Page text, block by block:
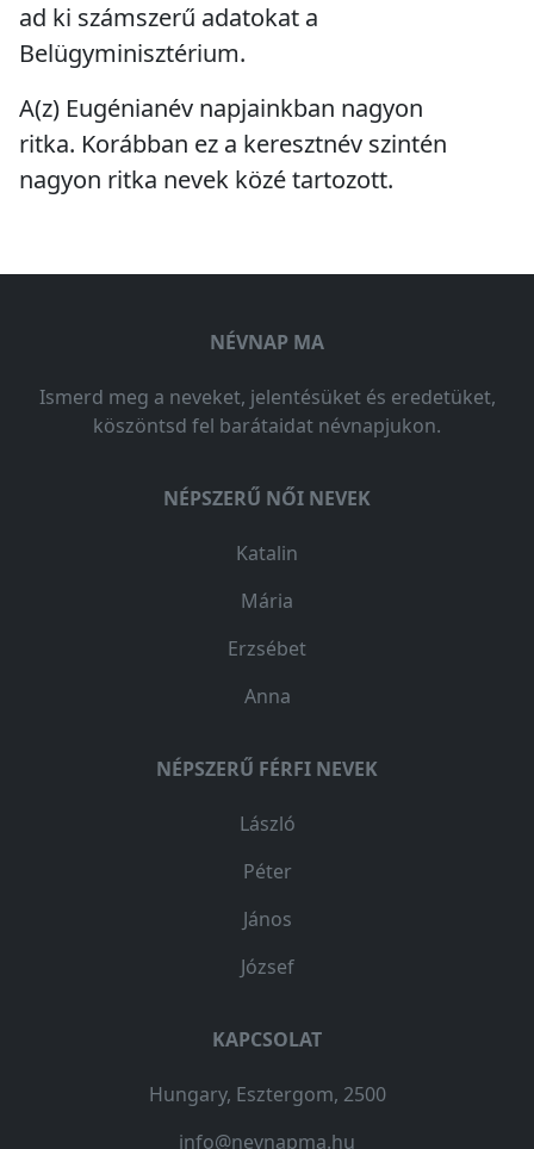
ad ki számszerű adatokat a
Belügyminisztérium.
A(z) Eugénianév napjainkban nagyon
ritka. Korábban ez a keresztnév szintén
nagyon ritka nevek közé tartozott.
NÉVNAP MA
Ismerd meg a neveket, jelentésüket és eredetüket,
köszöntsd fel barátaidat névnapjukon.
NÉPSZERŰ NŐI NEVEK
Katalin
Mária
Erzsébet
Anna
NÉPSZERŰ FÉRFI NEVEK
László
Péter
János
József
KAPCSOLAT
Hungary, Esztergom, 2500
info@nevnapma.hu